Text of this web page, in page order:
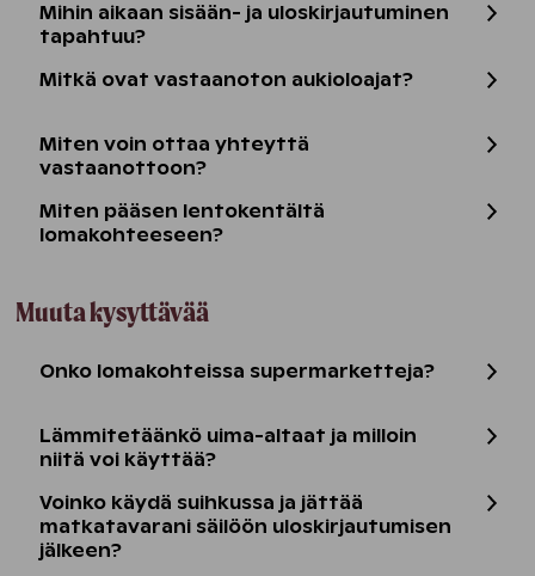
Mihin aikaan sisään- ja uloskirjautuminen
tapahtuu?
Mitkä ovat vastaanoton aukioloajat?
Miten voin ottaa yhteyttä
vastaanottoon?
Miten pääsen lentokentältä
lomakohteeseen?
Muuta kysyttävää
Onko lomakohteissa supermarketteja?
Lämmitetäänkö uima-altaat ja milloin
niitä voi käyttää?
Voinko käydä suihkussa ja jättää
matkatavarani säilöön uloskirjautumisen
jälkeen?